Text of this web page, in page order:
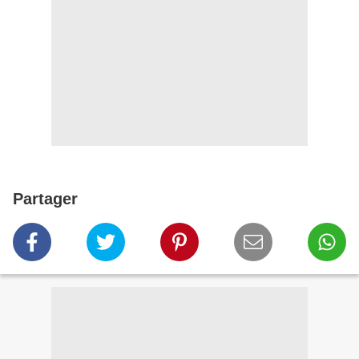
Partager